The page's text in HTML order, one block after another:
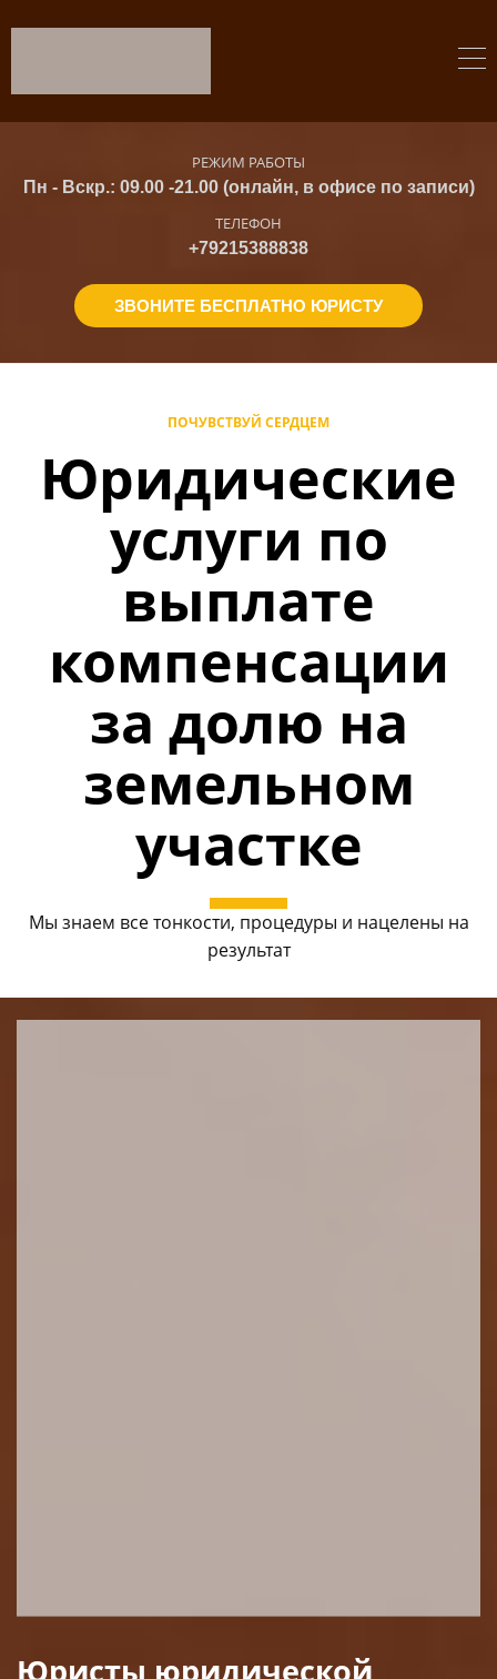
РЕЖИМ РАБОТЫ
Пн - Вскр.: 09.00 -21.00 (онлайн, в офисе по записи)
ТЕЛЕФОН
+79215388838
ЗВОНИТЕ БЕСПЛАТНО ЮРИСТУ
ПОЧУВСТВУЙ СЕРДЦЕМ
Юридические
услуги по
выплате
компенсации
за долю на
земельном
участке
Мы знаем все тонкости, процедуры и нацелены на
результат
Юристы юридической